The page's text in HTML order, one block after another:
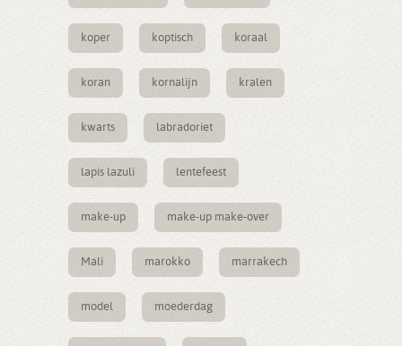
koper koptisch koraal
koran kornalijn kralen
kwarts labradoriet
lapis lazuli lentefeest
make-up make-up make-over
Mali marokko marrakech
model moederdag